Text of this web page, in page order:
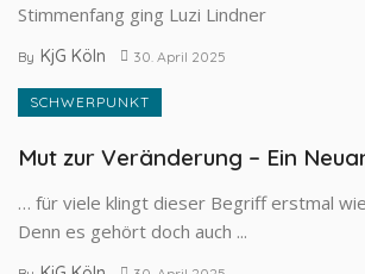
Stimmenfang ging Luzi Lindner
By KjG Köln 30. April 2025
SCHWERPUNKT
Mut zur Veränderung – Ein
… für viele klingt dieser Begriff erstmal
Denn es gehört doch auch ...